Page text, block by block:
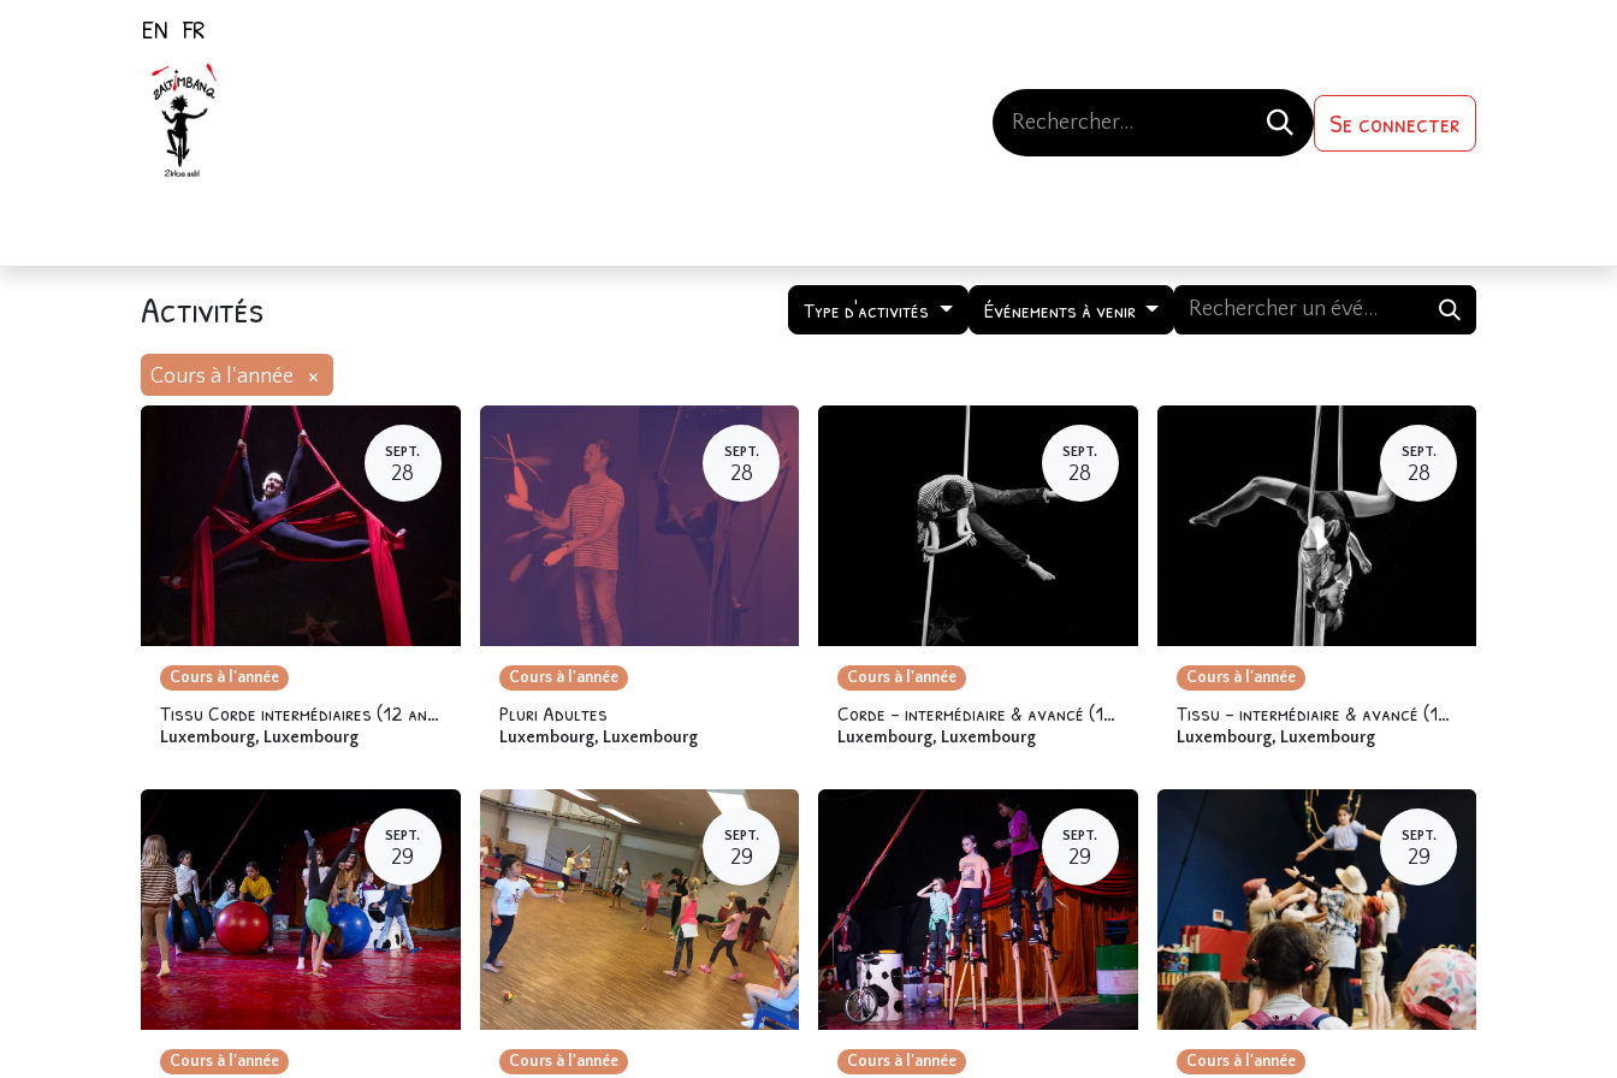
EN FR
Se connecter
Activités Type d'activités Événements à venir
Cours à l'année ×
SEPT.
28
Cours à l'année
Tissu Corde intermédiaires (12 ans et +)
Luxembourg, Luxembourg
SEPT.
28
Cours à l'année
Pluri Adultes
Luxembourg, Luxembourg
SEPT.
28
Cours à l'année
Corde – intermédiaire & avancé (16+)
Luxembourg, Luxembourg
SEPT.
28
Cours à l'année
Tissu – intermédiaire & avancé (16+)
Luxembourg, Luxembourg
SEPT.
29
Cours à l'année
SEPT.
29
Cours à l'année
SEPT.
29
Cours à l'année
SEPT.
29
Cours à l'année